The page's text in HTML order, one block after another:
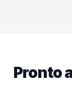
Pronto